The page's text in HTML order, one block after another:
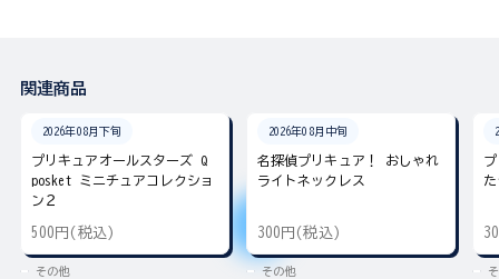
関連商品
2026年08月下旬
プリキュアオールスターズ Q
posket ミニチュアコレクショ
ン２
500円(税込)
その他
2026年08月中旬
名探偵プリキュア！ おしゃれ
ライトネックレス
300円(税込)
その他